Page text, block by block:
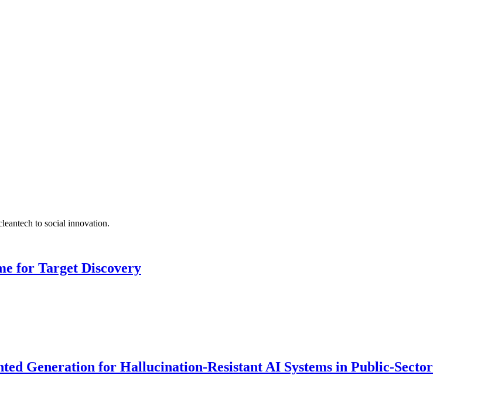
to social innovation.
for Target Discovery
Generation for Hallucination-Resistant AI Systems in Public-Sector